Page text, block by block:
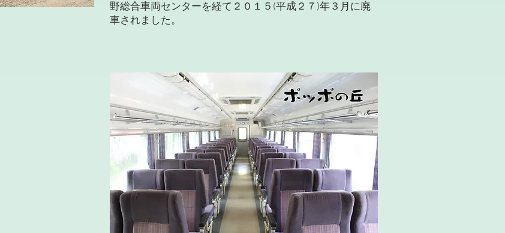
野総合車両センターを経て２０１５(平成２７)年３月に廃
車されました。